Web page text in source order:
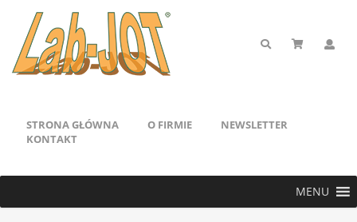
STRONA GŁÓWNA O FIRMIE
NEWSLETTER
KONTAKT
MENU